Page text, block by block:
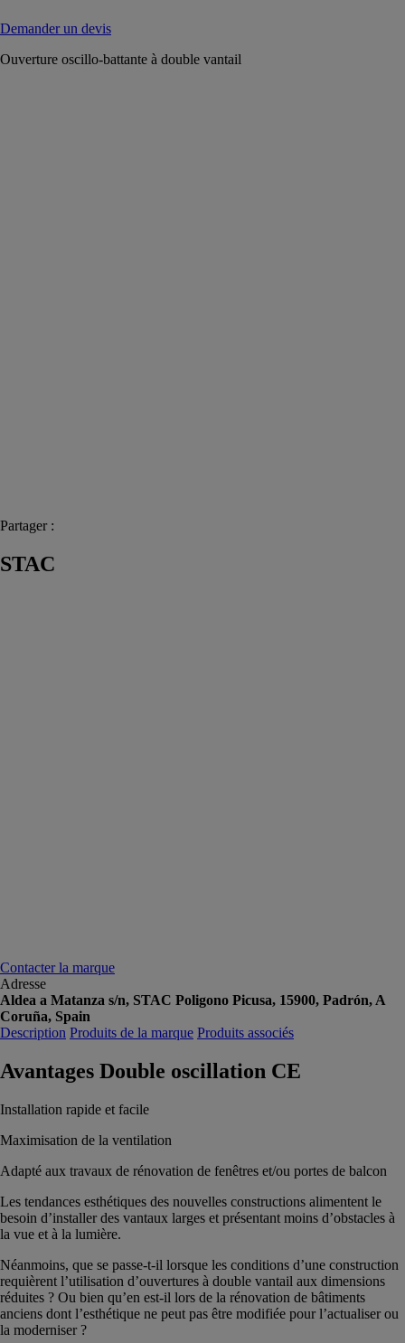
Demander un devis
Ouverture oscillo-battante à double vantail
Partager :
STAC
Contacter la marque
Adresse
Aldea a Matanza s/n, STAC Poligono Picusa, 15900, Padrón, A
Coruña, Spain
Description Produits de la marque Produits associés
Avantages Double oscillation CE
Installation rapide et facile
Maximisation de la ventilation
Adapté aux travaux de rénovation de fenêtres et/ou portes de balcon
Les tendances esthétiques des nouvelles constructions alimentent le
besoin d’installer des vantaux larges et présentant moins d’obstacles à
la vue et à la lumière.
Néanmoins, que se passe-t-il lorsque les conditions d’une construction
requièrent l’utilisation d’ouvertures à double vantail aux dimensions
réduites ? Ou bien qu’en est-il lors de la rénovation de bâtiments
anciens dont l’esthétique ne peut pas être modifiée pour l’actualiser ou
la moderniser ?